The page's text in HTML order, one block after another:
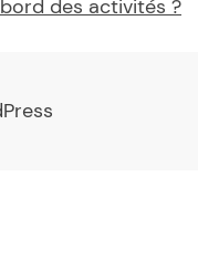
des activités ?